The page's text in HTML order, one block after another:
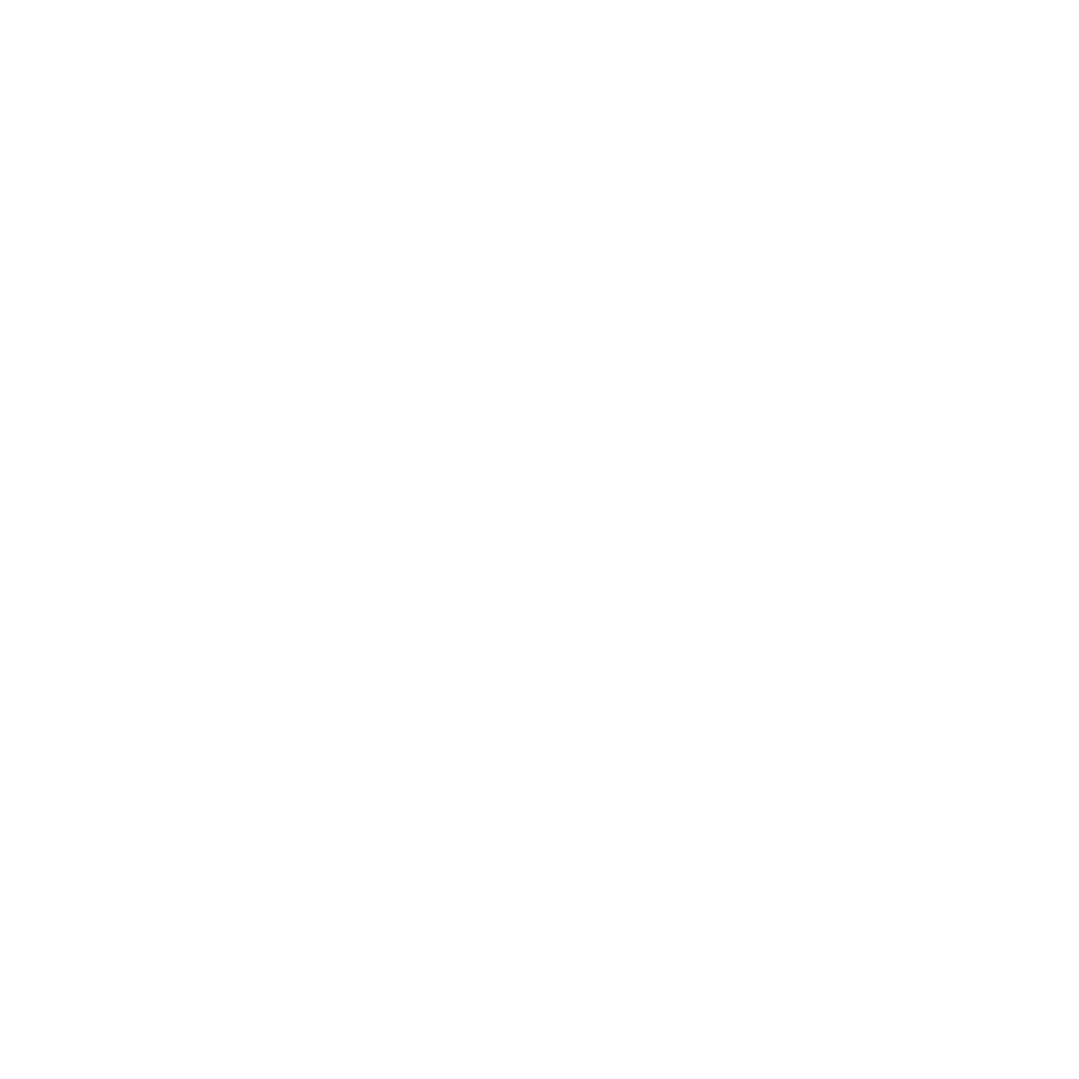
(přihlášení je možné od 16:00 hodin, odhlášení do 11:00 hodin), lobby s barem a klimatizace. O blaho hostů se stará snack bar. Wi-Fi
bazének. Zde jsou k dispozici slunečníky a lehátka (zdarma). V baru u bazénu jsou k dostání osvěžující nápoje.
služby jsou závislé na ročním období a na místních klimatických podmínkách. Jazyky: angličtina, francouzština, španělština a
balkónem nebo terasou, internetem (zdarma), sejfem (za poplatek) a satelit.TV s plochou obrazovkou a také centrálně řízenou
balkónem nebo terasou, internetem (zdarma), sejfem (za poplatek) a satelit.TV s plochou obrazovkou a také centrálně řízenou